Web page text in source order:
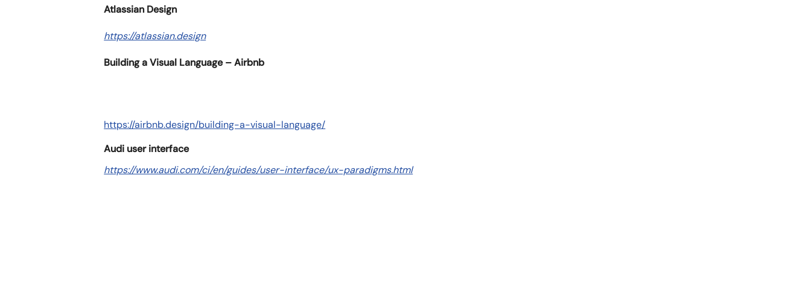
Atlassian Design
https://atlassian.design
Building a Visual Language – Airbnb
https://airbnb.design/building-a-visual-language/
Audi user interface
https://www.audi.com/ci/en/guides/user-interface/ux-paradigms.html